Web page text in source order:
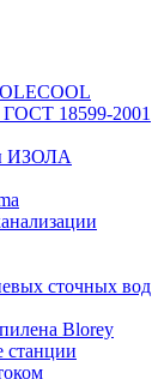
18599-2001
ИЗОЛА
сточных вод
Blorey
станции